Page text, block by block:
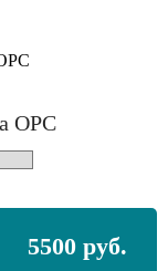
OPC
5500 руб.